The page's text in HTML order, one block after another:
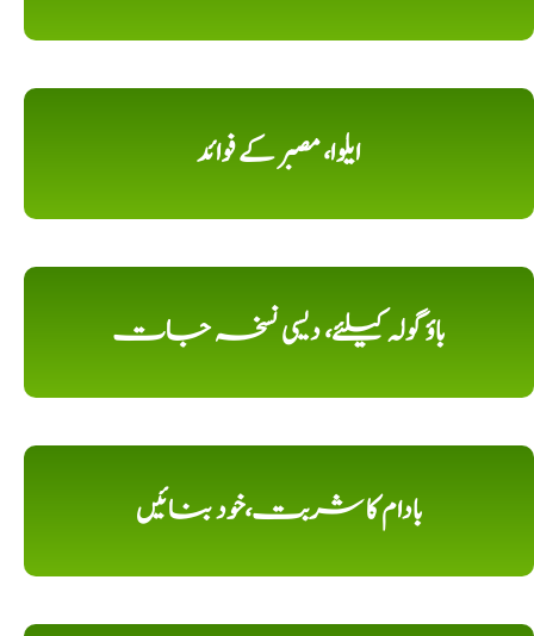
ایلوا، مصبر کے فوائد
باؤ گولہ کیلئے، دیسی نسخہ جات
بادام کا شربت،خود بنائیں